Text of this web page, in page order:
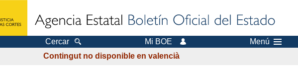
Cercar Mi BOE
Menú
Contingut no disponible en valencià